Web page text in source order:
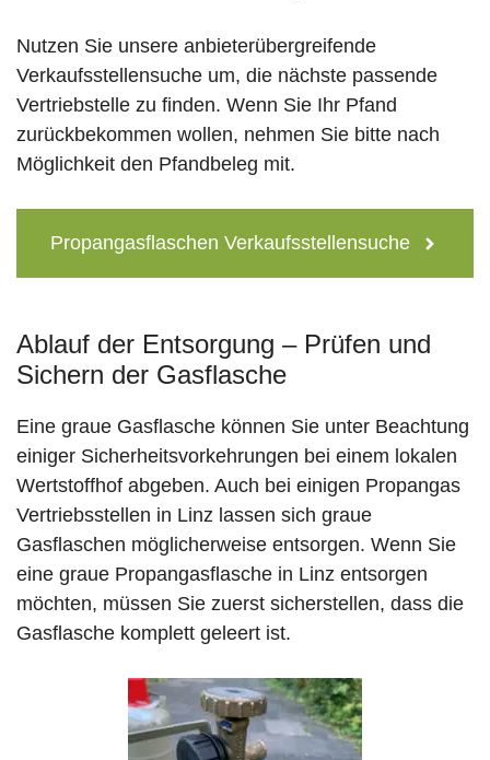
Nutzen Sie unsere anbieterübergreifende
Verkaufsstellensuche um, die nächste passende
Vertriebstelle zu finden. Wenn Sie Ihr Pfand
zurückbekommen wollen, nehmen Sie bitte nach
Möglichkeit den Pfandbeleg mit.
Propangasflaschen Verkaufsstellensuche
Ablauf der Entsorgung – Prüfen und
Sichern der Gasflasche
Eine graue Gasflasche können Sie unter Beachtung
einiger Sicherheitsvorkehrungen bei einem lokalen
Wertstoffhof abgeben. Auch bei einigen Propangas
Vertriebsstellen in Linz lassen sich graue
Gasflaschen möglicherweise entsorgen. Wenn Sie
eine graue Propangasflasche in Linz entsorgen
möchten, müssen Sie zuerst sicherstellen, dass die
Gasflasche komplett geleert ist.